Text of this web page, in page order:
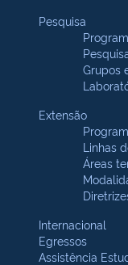
Pesquisa
Grupos
Extensão
Linhas
Áreas
Internacional
Egressos
Assistência